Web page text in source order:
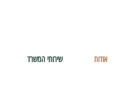
שירותי המשרד אודות